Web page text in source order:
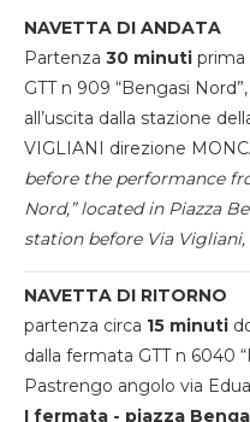
NAVETTA DI ANDATA
Partenza 30 minuti prima
GTT n 909 “Bengasi
all’uscita dalla stazione
VIGLIANI direzione
before the performance
Nord,” located in Piazza
station before Via Vigliani,
NAVETTA DI RITORNO
partenza circa 15 minuti
dalla fermata GTT n 6040
Pastrengo angolo via
I fermata - piazza